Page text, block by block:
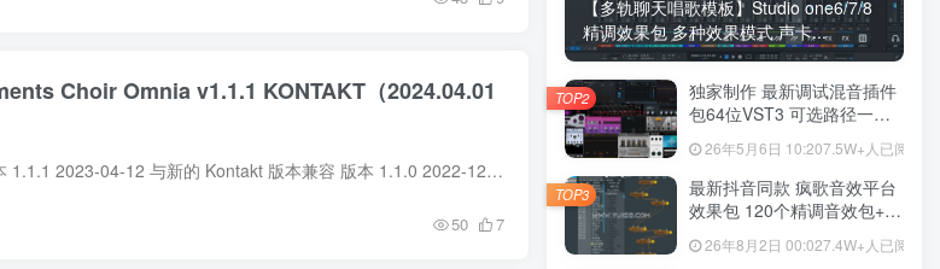
Choir Omnia v1.1.1 KONTAKT（2024.04.01
KONTAKT 7.1.3 + | 2024.03.07 | 65.9 GB Note 版本 1.1.1 2023-04-12 与新的 Kontakt 版本兼容 版本 1.1.0 2022-12-23 此更新需要最新版本的 Kontakt 7（7.1.3 +）。 增加：为所有四个声乐组添...
50 7
【多轨聊天唱歌模板】Studio one6/7/8
精调效果包 多种效果模式 声卡...
独家制作 最新调试混音插件
包64位VST3 可选路径一键
WiN 支持定制
26年5月6日 10:207.5W+人已阅读
TOP2
最新抖音同款 疯歌音效平台
效果包 120个精调音效包+软
件 带安装教程全套
26年8月2日 00:027.4W+人已阅读
TOP3